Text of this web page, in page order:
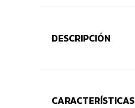
DESCRIPCIÓN
CARACTERÍSTICAS